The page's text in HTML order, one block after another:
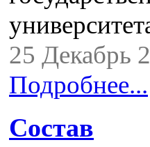
25 Декабрь
Подробнее...
Состав